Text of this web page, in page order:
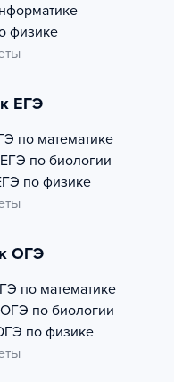
физике
ЕГЭ
по математике
ЕГЭ по биологии
по физике
ОГЭ
по математике
ОГЭ по биологии
по физике